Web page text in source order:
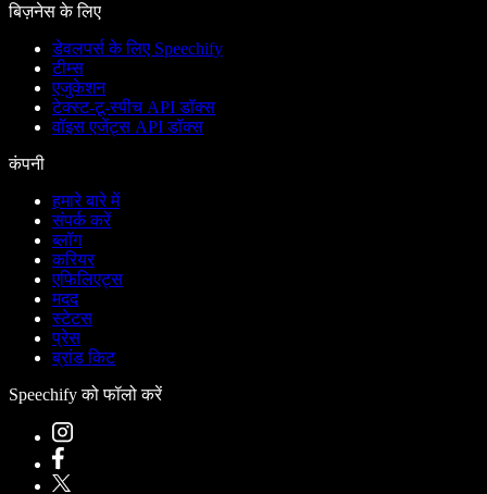
बिज़नेस के लिए
डेवलपर्स के लिए Speechify
टीम्स
एजुकेशन
टेक्स्ट-टू-स्पीच API डॉक्स
वॉइस एजेंट्स API डॉक्स
कंपनी
हमारे बारे में
संपर्क करें
ब्लॉग
करियर
एफिलिएट्स
मदद
स्टेटस
प्रेस
ब्रांड किट
Speechify को फॉलो करें